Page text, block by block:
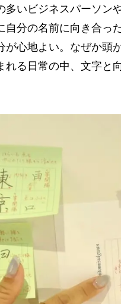
多いビジネスパーソン
分の名前に向き合っ
が心地よい。なぜか頭
れる日常の中、文字と